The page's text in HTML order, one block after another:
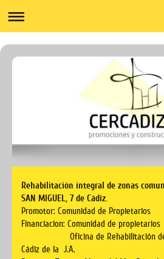
Rehabilitación integral de zonas
SAN MIGUEL, 7 de Cádiz.
Promotor: Comunidad de Propietarios
Financiacion: Comunidad de propietarios
Oficina de Rehabilitación del
Cádiz de la J.A.